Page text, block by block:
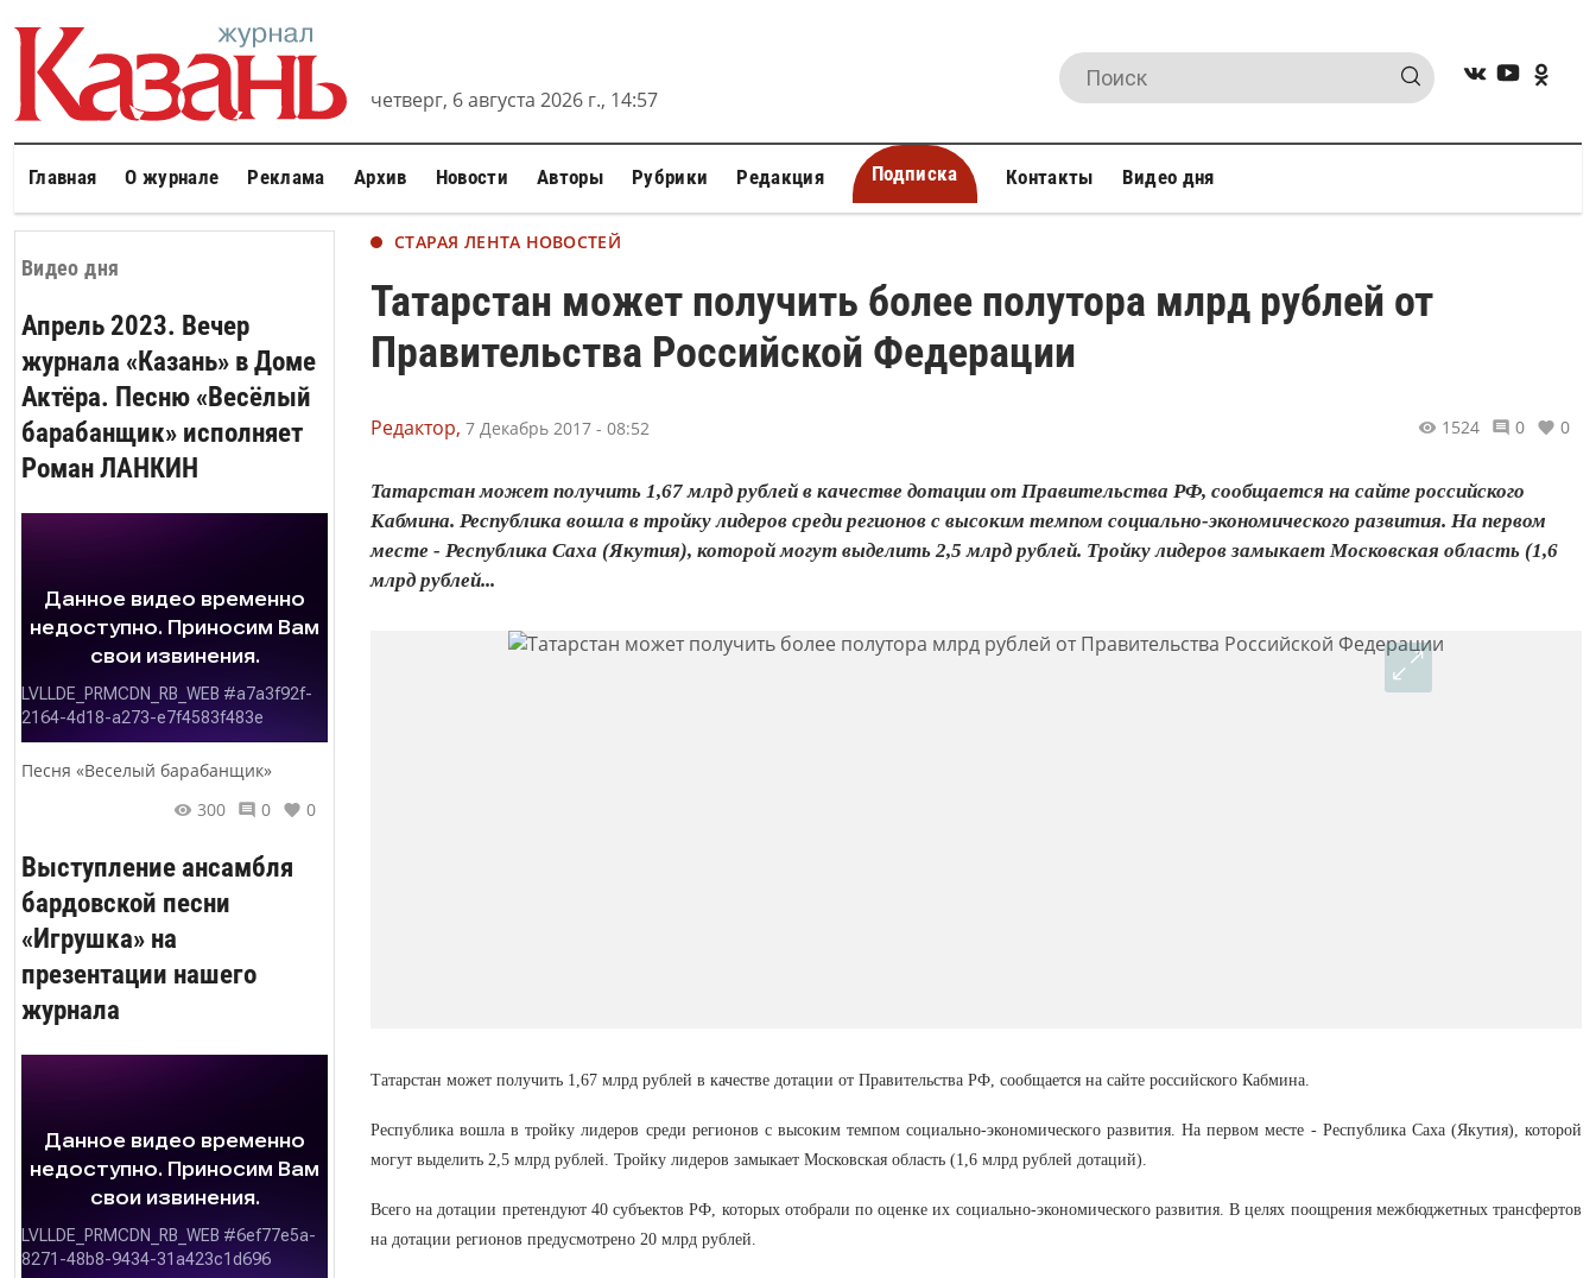
четверг, 6 августа 2026 г., 14:57
Главная О журнале Реклама Архив Новости Авторы Рубрики Редакция Подписка Контакты Видео дня
Видео дня
Апрель 2023. Вечер
журнала «Казань» в Доме
Актёра. Песню «Весёлый
барабанщик» исполняет
Роман ЛАНКИН
Песня «Веселый барабанщик»
300
0 0
Выступление ансамбля
бардовской песни
«Игрушка» на
презентации нашего
журнала
СТАРАЯ ЛЕНТА НОВОСТЕЙ
Татарстан может получить более полутора млрд рублей от
Правительства Российской Федерации
Редактор, 7 Декабрь 2017 - 08:52 1524 0 0
Татарстан может получить 1,67 млрд рублей в качестве дотации от Правительства РФ, сообщается на сайте российского
Кабмина. Республика вошла в тройку лидеров среди регионов с высоким темпом социально-экономического развития. На первом
месте - Республика Саха (Якутия), которой могут выделить 2,5 млрд рублей. Тройку лидеров замыкает Московская область (1,6
млрд рублей...
Татарстан может получить 1,67 млрд рублей в качестве дотации от Правительства РФ, сообщается на сайте российского Кабмина.
Республика вошла в тройку лидеров среди регионов с высоким темпом социально-экономического развития. На первом месте - Республика Саха (Якутия), которой
могут выделить 2,5 млрд рублей. Тройку лидеров замыкает Московская область (1,6 млрд рублей дотаций).
Всего на дотации претендуют 40 субъектов РФ, которых отобрали по оценке их социально-экономического развития. В целях поощрения межбюджетных трансфертов
на дотации регионов предусмотрено 20 млрд рублей.